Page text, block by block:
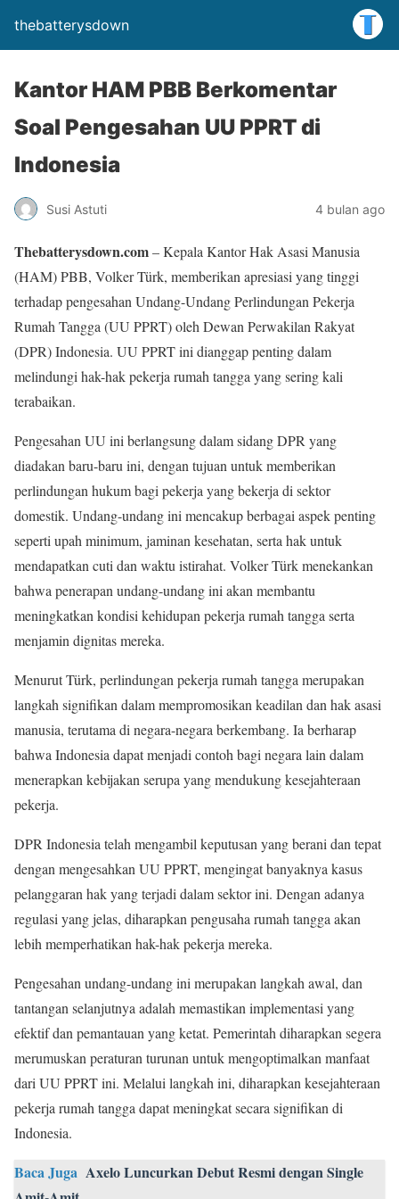
thebatterysdown
Kantor HAM PBB Berkomentar
Soal Pengesahan UU PPRT di
Indonesia
Susi Astuti 4 bulan ago
Thebatterysdown.com– Kepala Kantor Hak Asasi Manusia
(HAM) PBB, Volker Türk, memberikan apresiasi yang tinggi
terhadap pengesahan Undang-Undang Perlindungan Pekerja
Rumah Tangga (UU PPRT) oleh Dewan Perwakilan Rakyat
(DPR) Indonesia. UU PPRT ini dianggap penting dalam
melindungi hak-hak pekerja rumah tangga yang sering kali
terabaikan.
Pengesahan UU ini berlangsung dalam sidang DPR yang
diadakan baru-baru ini, dengan tujuan untuk memberikan
perlindungan hukum bagi pekerja yang bekerja di sektor
domestik. Undang-undang ini mencakup berbagai aspek penting
seperti upah minimum, jaminan kesehatan, serta hak untuk
mendapatkan cuti dan waktu istirahat. Volker Türk menekankan
bahwa penerapan undang-undang ini akan membantu
meningkatkan kondisi kehidupan pekerja rumah tangga serta
menjamin dignitas mereka.
Menurut Türk, perlindungan pekerja rumah tangga merupakan
langkah signifikan dalam mempromosikan keadilan dan hak asasi
manusia, terutama di negara-negara berkembang. Ia berharap
bahwa Indonesia dapat menjadi contoh bagi negara lain dalam
menerapkan kebijakan serupa yang mendukung kesejahteraan
pekerja.
DPR Indonesia telah mengambil keputusan yang berani dan tepat
dengan mengesahkan UU PPRT, mengingat banyaknya kasus
pelanggaran hak yang terjadi dalam sektor ini. Dengan adanya
regulasi yang jelas, diharapkan pengusaha rumah tangga akan
lebih memperhatikan hak-hak pekerja mereka.
Pengesahan undang-undang ini merupakan langkah awal, dan
tantangan selanjutnya adalah memastikan implementasi yang
efektif dan pemantauan yang ketat. Pemerintah diharapkan segera
merumuskan peraturan turunan untuk mengoptimalkan manfaat
dari UU PPRT ini. Melalui langkah ini, diharapkan kesejahteraan
pekerja rumah tangga dapat meningkat secara signifikan di
Indonesia.
Baca Juga Axelo Luncurkan Debut Resmi dengan Single